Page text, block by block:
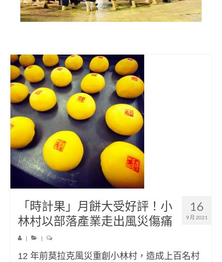
原民文創
16
9 月 2021
「時計果」月餅大受好評！小
林村以部落產業走出風災傷痛
12 年前莫拉克風災重創小林村，造成上百名村